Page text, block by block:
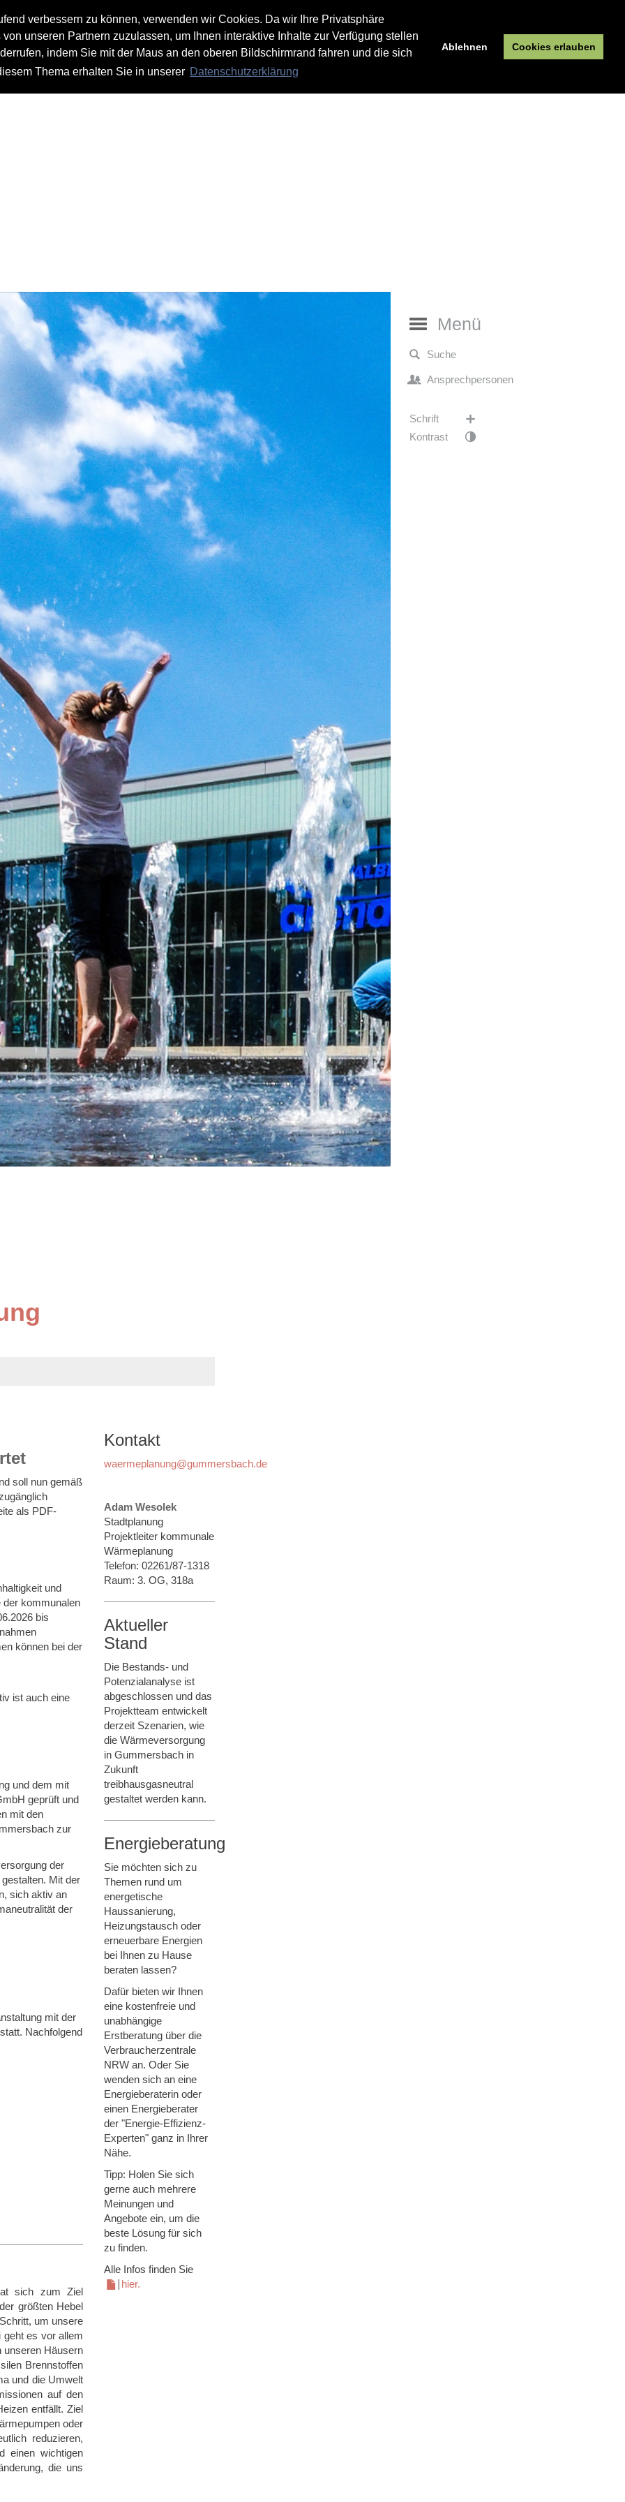
verbessern zu können, verwenden wir Cookies. Da wir Ihre Privatsphäre
unseren Partnern zuzulassen, um Ihnen interaktive Inhalte zur Verfügung stellen
indem Sie mit der Maus an den oberen Bildschirmrand fahren und die sich
Thema erhalten Sie in unserer Datenschutzerklärung
Ablehnen Cookies erlauben
Menü
Suche
Ansprechpersonen
Schrift
Kontrast
soll nun gemäß
als PDF-
und
kommunalen
bis
können bei der
ist auch eine
und dem mit
geprüft und
mit den
zur
der
Mit der
sich aktiv an
der
mit der
Nachfolgend
sich zum Ziel
größten Hebel
um unsere
geht es vor allem
unseren Häusern
Brennstoffen
und die Umwelt
auf den
entfällt. Ziel
oder
reduzieren,
einen wichtigen
die uns
Kontakt
waermeplanung@gummersbach.de
Adam Wesolek
Stadtplanung
Projektleiter kommunale
Wärmeplanung
Telefon: 02261/87-1318
Raum: 3. OG, 318a
Aktueller
Stand
Die Bestands- und
Potenzialanalyse ist
abgeschlossen und das
Projektteam entwickelt
derzeit Szenarien, wie
die Wärmeversorgung
in Gummersbach in
Zukunft
treibhausgasneutral
gestaltet werden kann.
Energieberatung
Sie möchten sich zu
Themen rund um
energetische
Haussanierung,
Heizungstausch oder
erneuerbare Energien
bei Ihnen zu Hause
beraten lassen?
Dafür bieten wir Ihnen
eine kostenfreie und
unabhängige
Erstberatung über die
Verbraucherzentrale
NRW an. Oder Sie
wenden sich an eine
Energieberaterin oder
einen Energieberater
der "Energie-Effizienz-
Experten" ganz in Ihrer
Nähe.
Tipp: Holen Sie sich
gerne auch mehrere
Meinungen und
Angebote ein, um die
beste Lösung für sich
zu finden.
Alle Infos finden Sie
hier.